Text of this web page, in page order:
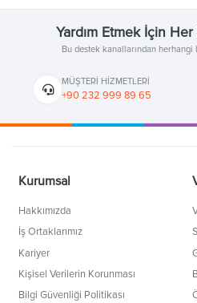
Yardım Etmek İçin
Bu destek kanallarından herhangi
MÜŞTERI HIZMETLERI
+90 232 999 89 65
Kurumsal
Hakkımızda
İş Ortaklarımız
Kariyer
Kişisel Verilerin Korunması
Bilgi Güvenliği Politikası